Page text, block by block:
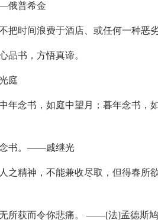
俄普希金
把时间浪费于酒店、或任何一种恶劣
品书，方悟真谛。
庭
年念书，如庭中望月；暮年念书，
念书。——戚继光
之精神，不能兼收尽取，但得春所
所获而令你悲痛。 ——[法]孟德斯鸠